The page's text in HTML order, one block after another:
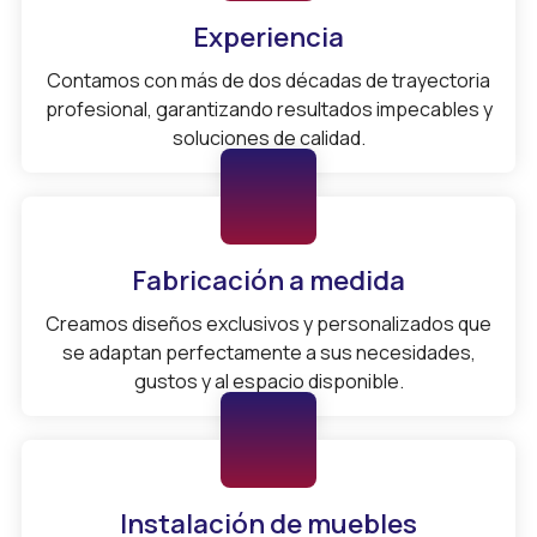
Experiencia
Contamos con más de dos décadas de trayectoria
profesional, garantizando resultados impecables y
soluciones de calidad.
Fabricación a medida
Creamos diseños exclusivos y personalizados que
se adaptan perfectamente a sus necesidades,
gustos y al espacio disponible.
Instalación de muebles